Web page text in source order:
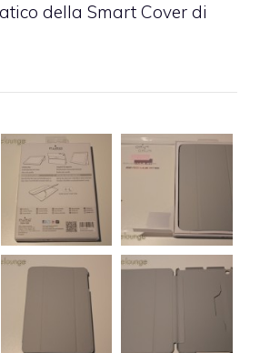
della Smart Cover di